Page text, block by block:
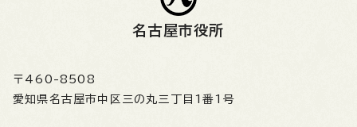
名古屋市役所
〒460-8508
愛知県名古屋市中区三の丸三丁目1番1号